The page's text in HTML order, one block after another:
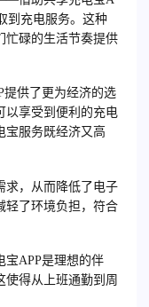
到充电服务。这种
忙碌的生活节奏提供
提供了更为经济的选
以享受到便利的充电
宝服务既经济又高
求，从而降低了电子
轻了环境负担，符合
宝APP是理想的伴
得从上班通勤到周